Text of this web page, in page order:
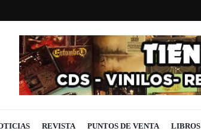
REVISTA PUNTOS DE VENTA LIBROS